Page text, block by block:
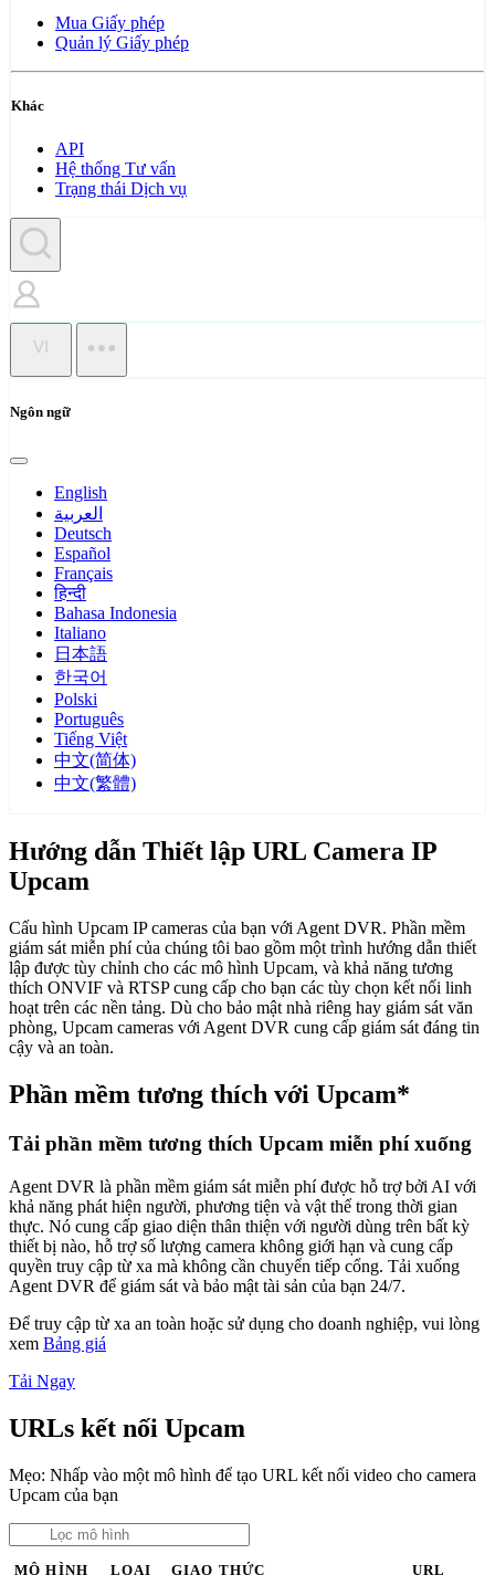
Mua Giấy phép
Quản lý Giấy phép
Khác
API
Hệ thống Tư vấn
Trạng thái Dịch vụ
VI
Ngôn ngữ
English
العربية
Deutsch
Español
Français
हिन्दी
Bahasa Indonesia
Italiano
日本語
한국어
Polski
Português
Tiếng Việt
中文(简体)
中文(繁體)
Hướng dẫn Thiết lập URL Camera IP
Upcam
Cấu hình Upcam IP cameras của bạn với Agent DVR. Phần mềm
giám sát miễn phí của chúng tôi bao gồm một trình hướng dẫn thiết
lập được tùy chỉnh cho các mô hình Upcam, và khả năng tương
thích ONVIF và RTSP cung cấp cho bạn các tùy chọn kết nối linh
hoạt trên các nền tảng. Dù cho bảo mật nhà riêng hay giám sát văn
phòng, Upcam cameras với Agent DVR cung cấp giám sát đáng tin
cậy và an toàn.
Phần mềm tương thích với Upcam*
Tải phần mềm tương thích Upcam miễn phí xuống
Agent DVR là phần mềm giám sát miễn phí được hỗ trợ bởi AI với
khả năng phát hiện người, phương tiện và vật thể trong thời gian
thực. Nó cung cấp giao diện thân thiện với người dùng trên bất kỳ
thiết bị nào, hỗ trợ số lượng camera không giới hạn và cung cấp
quyền truy cập từ xa mà không cần chuyển tiếp cổng. Tải xuống
Agent DVR để giám sát và bảo mật tài sản của bạn 24/7.
Để truy cập từ xa an toàn hoặc sử dụng cho doanh nghiệp, vui lòng
xem Bảng giá
Tải Ngay
URLs kết nối Upcam
Mẹo: Nhấp vào một mô hình để tạo URL kết nối video cho camera
Upcam của bạn
MÔ HÌNH LOẠI GIAO THỨC URL